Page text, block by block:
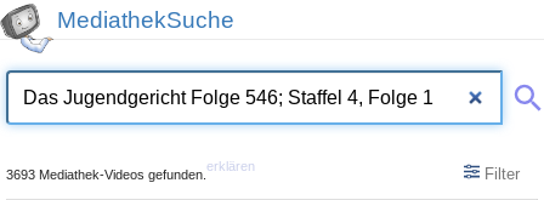
MediathekSuche
3693 Mediathek-Videos gefunden.
erklären Filter